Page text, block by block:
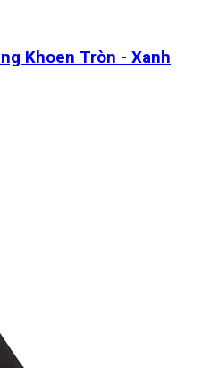
Khoen Tròn - Xanh